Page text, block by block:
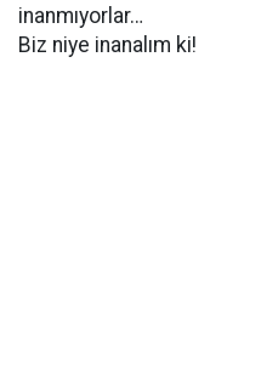
inanmıyorlar…
Biz niye inanalım ki!